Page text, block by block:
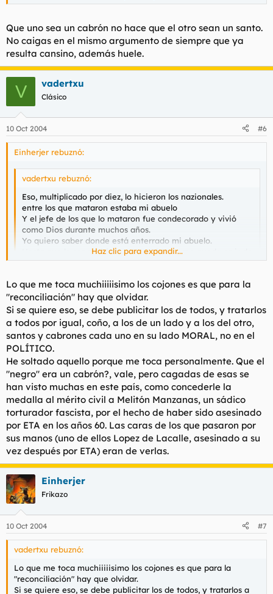
ridiculo que Pio Moa.
Que uno sea un cabrón no hace que el otro sean un santo.
No caigas en el mismo argumento de siempre que ya
resulta cansino, además huele.
V vadertxu
Clásico
10 Oct 2004 #6
Einherjer rebuznó:
vadertxu rebuznó:
Eso, multiplicado por diez, lo hicieron los nazionales.
entre los que mataron estaba mi abuelo
Y el jefe de los que lo mataron fue condecorado y vivió
como Dios durante muchos años.
Yo quiero saber donde está enterrado mi abuelo.
Hasta que lo sepa, el único consuelo que me queda es ir de
vez en cuando al cementerio y mearme en la tumba de su
PD. Guardate de los copypastes, puedes hacer el mismo
ridiculo que Pio Moa.
Que uno sea un cabrón no hace que el otro sean un santo. No
caigas en el mismo argumento de siempre que ya resulta
cansino, además huele.
Haz clic para expandir...
Lo que me toca muchiiiiisimo los cojones es que para la
"reconciliación" hay que olvidar.
Si se quiere eso, se debe publicitar los de todos, y tratarlos
a todos por igual, coño, a los de un lado y a los del otro,
santos y cabrones cada uno en su lado MORAL, no en el
POLÍTICO.
He soltado aquello porque me toca personalmente. Que el
"negro" era un cabrón?, vale, pero cagadas de esas se
han visto muchas en este país, como concederle la
medalla al mérito civil a Melitón Manzanas, un sádico
torturador fascista, por el hecho de haber sido asesinado
por ETA en los años 60. Las caras de los que pasaron por
sus manos (uno de ellos Lopez de Lacalle, asesinado a su
vez después por ETA) eran de verlas.
Einherjer
Frikazo
10 Oct 2004 #7
vadertxu rebuznó:
Lo que me toca muchiiiiisimo los cojones es que para la
"reconciliación" hay que olvidar.
Si se quiere eso, se debe publicitar los de todos, y tratarlos a